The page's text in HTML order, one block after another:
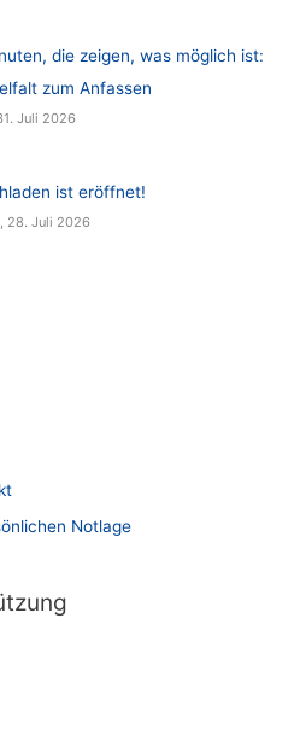
die zeigen, was möglich ist:
zum Anfassen
Juli 2026
ist eröffnet!
28. Juli 2026
Notlage